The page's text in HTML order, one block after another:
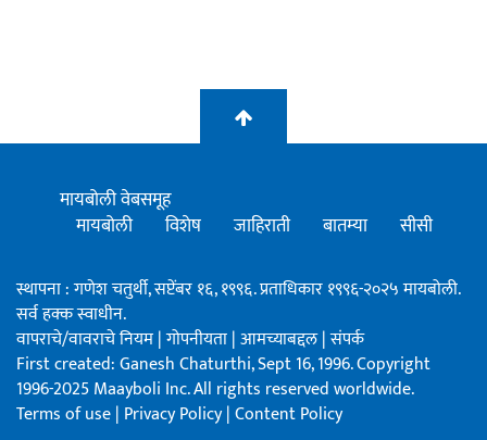
मायबोली वेबसमूह
मायबोली
विशेष जाहिराती बातम्या सीसी
स्थापना : गणेश चतुर्थी, सप्टेंबर १६, १९९६. प्रताधिकार १९९६-२०२५ मायबोली.
सर्व हक्क स्वाधीन.
वापराचे/वावराचे नियम|गोपनीयता|आमच्याबद्दल|संपर्क
First created: Ganesh Chaturthi, Sept 16, 1996. Copyright
1996-2025 Maayboli Inc. All rights reserved worldwide.
Terms of use| Privacy Policy|Content Policy